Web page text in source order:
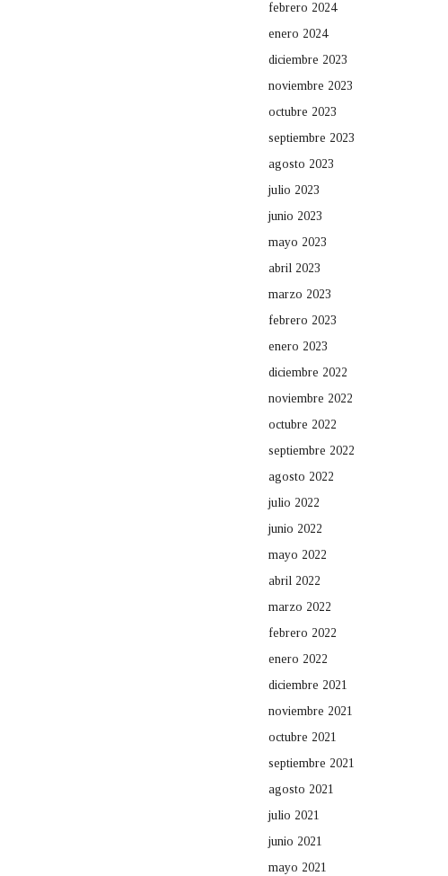
febrero 2024
enero 2024
diciembre 2023
noviembre 2023
octubre 2023
septiembre 2023
agosto 2023
julio 2023
junio 2023
mayo 2023
abril 2023
marzo 2023
febrero 2023
enero 2023
diciembre 2022
noviembre 2022
octubre 2022
septiembre 2022
agosto 2022
julio 2022
junio 2022
mayo 2022
abril 2022
marzo 2022
febrero 2022
enero 2022
diciembre 2021
noviembre 2021
octubre 2021
septiembre 2021
agosto 2021
julio 2021
junio 2021
mayo 2021